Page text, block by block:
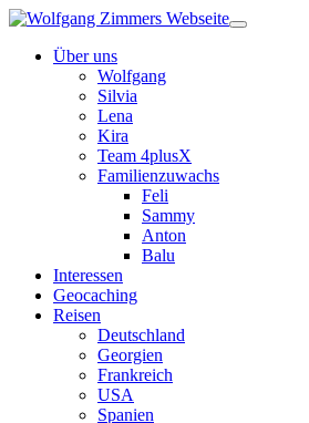
Über uns
Wolfgang
Silvia
Lena
Kira
Team 4plusX
Familienzuwachs
Feli
Sammy
Anton
Balu
Interessen
Geocaching
Reisen
Deutschland
Georgien
Frankreich
USA
Spanien